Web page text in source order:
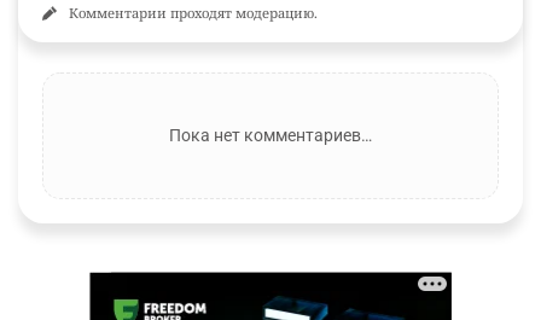
Комментарии проходят модерацию.
Пока нет комментариев…